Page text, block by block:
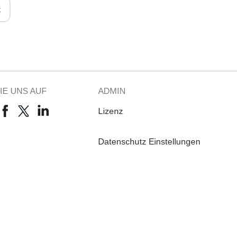
UNS AUF ADMIN
Lizenz
Datenschutz Einstellungen